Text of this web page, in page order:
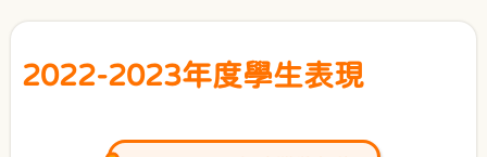
2022-2023年度學生表現